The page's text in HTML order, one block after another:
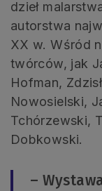
dzieł
autorstwa
XX w. Wśród
twórców, jak
Hofman,
Nowosielski,
Tchórzewski,
Dobkowski.
–